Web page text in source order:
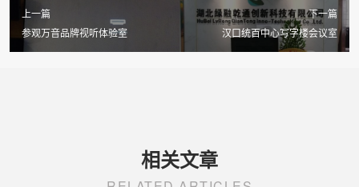
上一篇
参观万音品牌视听体验室
下一篇
汉口统百中心写字楼会议室
相关文章